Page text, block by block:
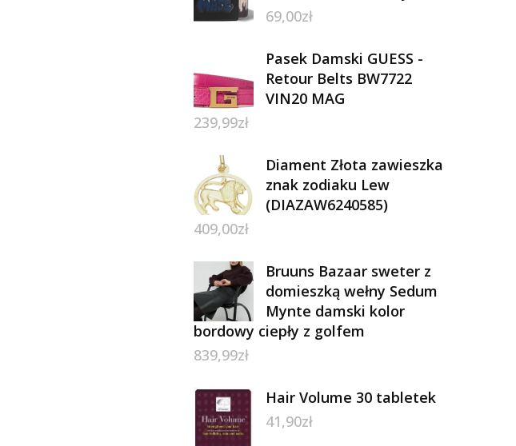
69,00zł
Pasek Damski GUESS -
Retour Belts BW7722
VIN20 MAG
239,99zł
Diament Złota zawieszka
znak zodiaku Lew
(DIAZAW6240585)
409,00zł
Bruuns Bazaar sweter z
domieszką wełny Sedum
Mynte damski kolor
bordowy ciepły z golfem
839,99zł
Hair Volume 30 tabletek
41,90zł